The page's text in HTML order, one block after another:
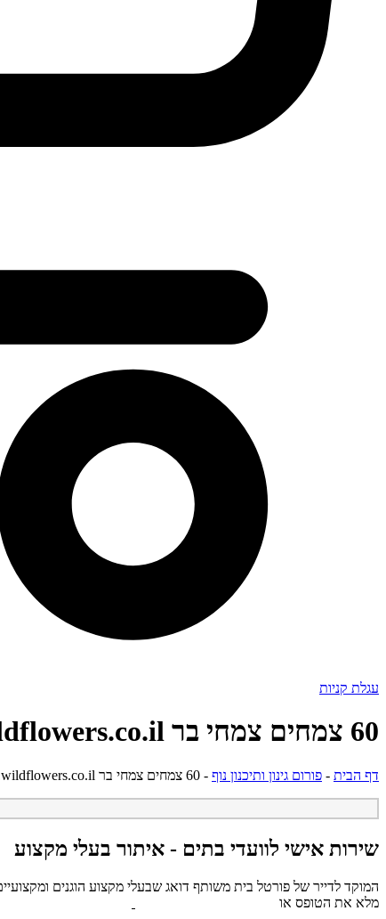
עגלת קניות
60 צמחים צמחי בר www.wildflowers.co.il
דף הבית - פורום גינון ותיכנון נוף - 60 צמחים צמחי בר www.wildflowers.co.il
שירות אישי לוועדי בתים - איתור בעלי מקצוע
המוקד לדייר של פורטל בית משותף דואג שבעלי מקצוע הוגנים
מלא את הטופס או